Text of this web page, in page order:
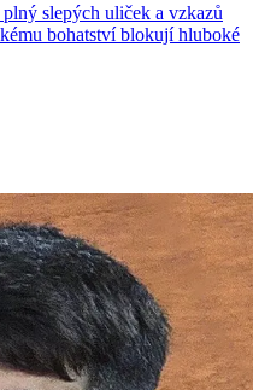
slepých uliček a vzkazů
bohatství blokují hluboké